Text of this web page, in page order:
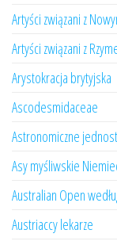
Artyści związani z
Artyści związani z
Arystokracja brytyjska
Ascodesmidaceae
Astronomiczne
Asy myśliwskie
Australian Open
Austriaccy lekarze